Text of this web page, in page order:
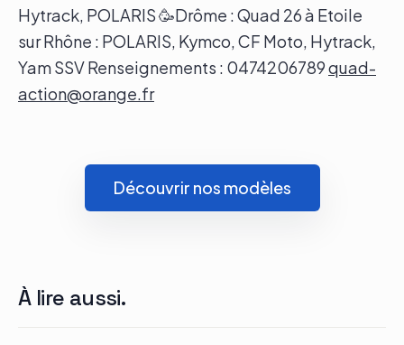
Hytrack, POLARIS 🥳Drôme : Quad 26 à Etoile
sur Rhône : POLARIS, Kymco, CF Moto, Hytrack,
Yam SSV Renseignements : 0474206789quad-
action@orange.fr
Découvrir nos modèles
À lire aussi.